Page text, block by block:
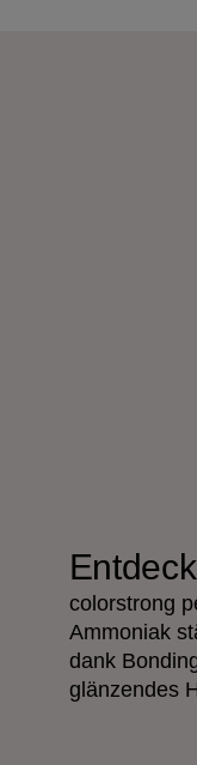
colorstrong
Ammoniak
dank
glänzendes